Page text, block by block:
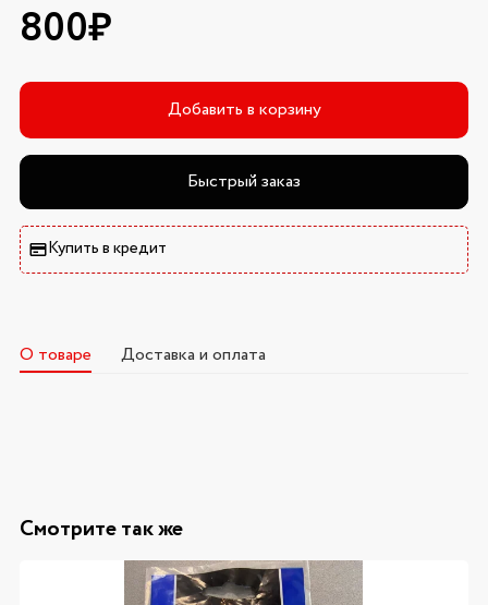
800₽
Добавить в корзину
Быстрый заказ
Купить в кредит
О товаре Доставка и оплата
Смотрите так же